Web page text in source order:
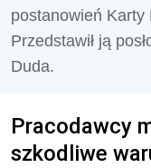
postanowień Karty
Przedstawił ją
Duda.
Pracodawcy
szkodliwe